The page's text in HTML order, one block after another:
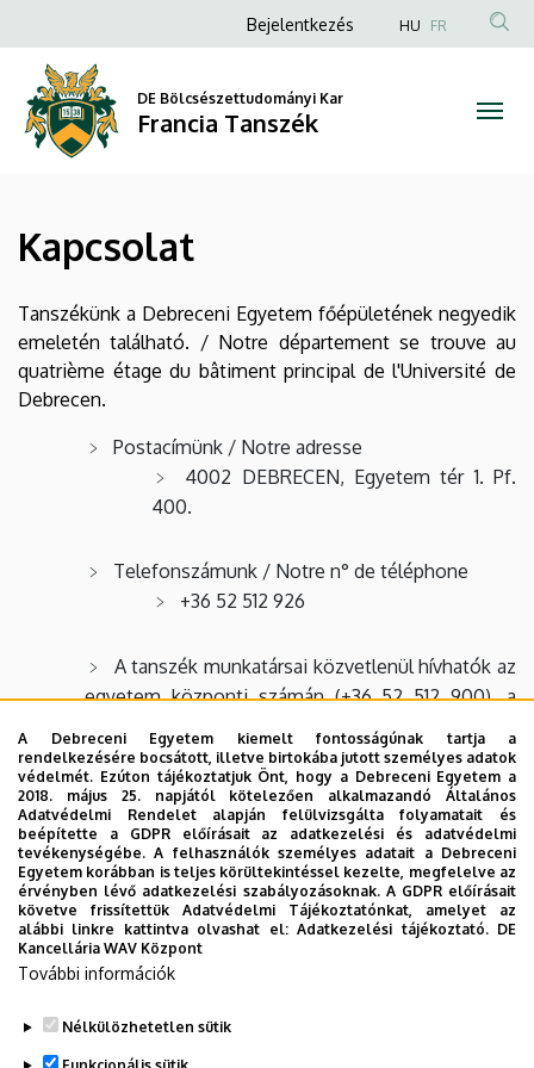
Francia
Tanszék
a
tartalomra
Anonim
fiók
menüje
Bejelentkezés HU FR
DE Bölcsészettudományi Kar
Francia Tanszék
Kapcsolat
Tanszékünk a Debreceni Egyetem főépületének negyedik
emeletén található. / Notre département se trouve au
quatrième étage du bâtiment principal de l'Université de
Debrecen.
Postacímünk / Notre adresse
4002 DEBRECEN, Egyetem tér 1. Pf.
400.
Telefonszámunk / Notre n° de téléphone
+36 52 512 926
A tanszék munkatársai közvetlenül hívhatók az
egyetem központi számán (+36 52 512 900), a
munkatársakat felsoroló oldalon). / Nos collègues
peuvent être joints en composant directement le
n° de leur poste (voir à la page présentant
l'équipe) après le n° du standard de l'université:
+36 52 512 900.
A tanszék ügyvivő szakértőjének e-mail címe /
L'adresse électronique de la secrétaire du
département
Legutóbbi frissítés: 2023. 10. 19. 07:48
A Debreceni Egyetem kiemelt fontosságúnak tartja a
rendelkezésére bocsátott, illetve birtokába jutott személyes adatok
védelmét. Ezúton tájékoztatjuk Önt, hogy a Debreceni Egyetem a
2018. május 25. napjától kötelezően alkalmazandó Általános
Adatvédelmi Rendelet alapján felülvizsgálta folyamatait és
beépítette a GDPR előírásait az adatkezelési és adatvédelmi
tevékenységébe. A felhasználók személyes adatait a Debreceni
Egyetem korábban is teljes körültekintéssel kezelte, megfelelve az
érvényben lévő adatkezelési szabályozásoknak. A GDPR előírásait
követve frissítettük Adatvédelmi Tájékoztatónkat, amelyet az
alábbi linkre kattintva olvashat el:Adatkezelési tájékoztató. DE
Kancellária WAV Központ
További információk
Nélkülözhetetlen sütik